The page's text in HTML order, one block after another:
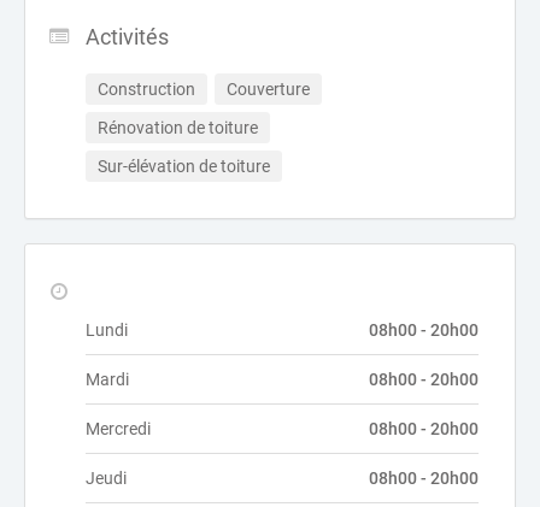
Activités
Construction
Couverture
Rénovation de toiture
Sur-élévation de toiture
Lundi 08h00 - 20h00
Mardi 08h00 - 20h00
Mercredi 08h00 - 20h00
Jeudi 08h00 - 20h00